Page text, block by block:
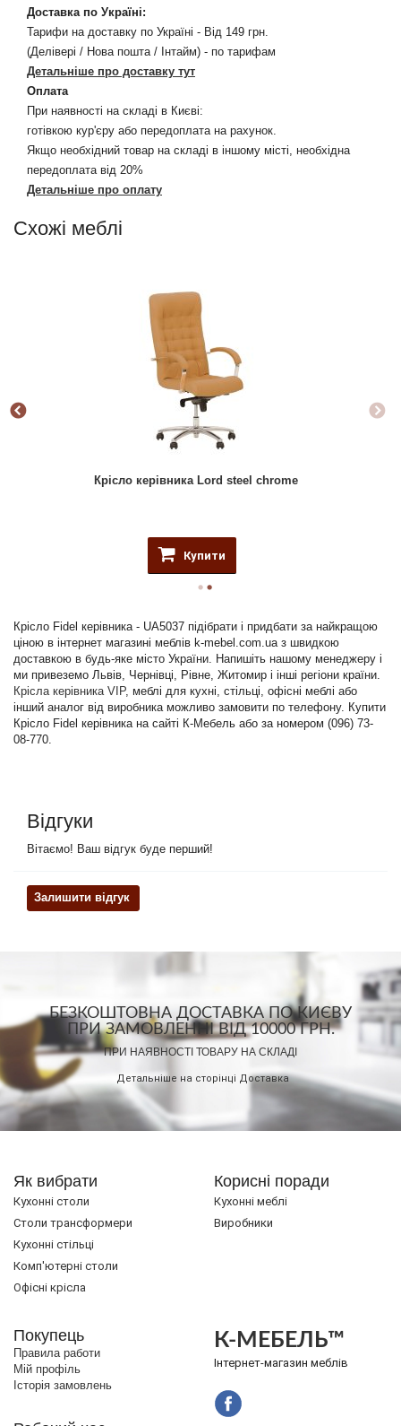
Доставка по Україні:
Тарифи на доставку по Україні - Від 149 грн.
(Делівері / Нова пошта / Інтайм) - по тарифам
Детальніше про доставку тут
Оплата
При наявності на складі в Києві:
готівкою кур'єру або передоплата на рахунок.
Якщо необхідний товар на складі в іншому місті, необхідна
передоплата від 20%
Детальніше про оплату
Схожі меблі
Крісло керівника Lord steel chrome
Купити
Крісло Fidel керівника - UA5037 підібрати і придбати за найкращою
ціною в інтернет магазині меблів k-mebel.com.ua з швидкою
доставкою в будь-яке місто України. Напишіть нашому менеджеру і
ми привеземо Львів, Чернівці, Рівне, Житомир і інші регіони країни.
Крісла керівника VIP, меблі для кухні, стільці, офісні меблі або
інший аналог від виробника можливо замовити по телефону. Купити
Крісло Fidel керівника на сайті К-Мебель або за номером (096) 73-
08-770.
Відгуки
Вітаємо! Ваш відгук буде перший!
Залишити відгук
БЕЗКОШТОВНА ДОСТАВКА ПО КИЄВУ
ПРИ ЗАМОВЛЕННІ ВІД 10000 ГРН.
ПРИ НАЯВНОСТІ ТОВАРУ НА СКЛАДІ
Детальніше на сторінці Доставка
Як вибрати
Кухонні столи
Cтоли трансформери
Кухонні стільці
Комп'ютерні столи
Офісні крісла
Корисні поради
Кухонні меблі
Виробники
Покупець
Правила работи
Мій профіль
Історія замовлень
К-МЕБЕЛЬ™
Інтернет-магазин меблів